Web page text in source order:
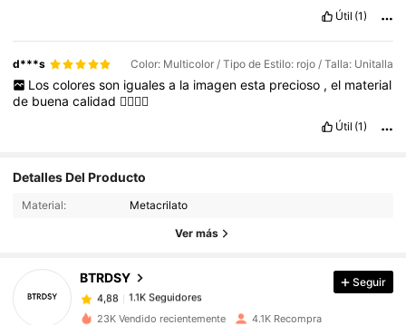
Útil (1)
d***s Color: Multicolor / Tipo de Estilo: rojo / Talla: Unitalla
Los colores son iguales a la imagen esta precioso , el material
de buenacalidad 👌🏻👌🏻
Útil (1)
Detalles Del Producto
Material: Metacrilato
Ver más
BTRDSY
4,88 1.1K Seguidores
1.1K Seguidores
4,88
1.1K Seguidores
B***mpagóHace 1 día
Seguir
23K Vendido recientemente 4.1K Recompra